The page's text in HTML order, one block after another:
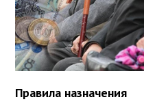
Правила назначения